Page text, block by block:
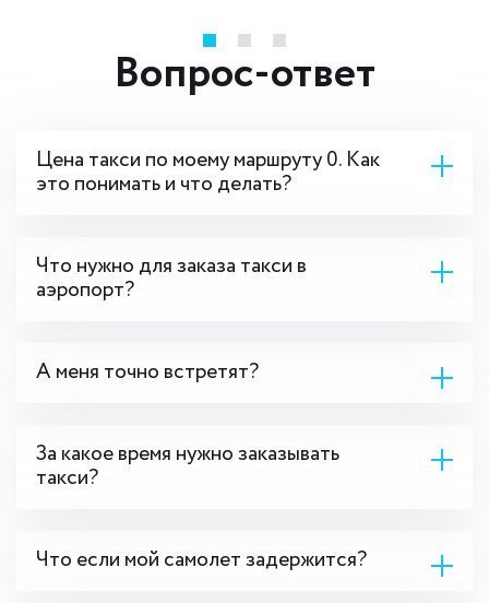
Вопрос-ответ
Цена такси по моему маршруту 0. Как
это понимать и что делать?
Что нужно для заказа такси в
аэропорт?
А меня точно встретят?
За какое время нужно заказывать
такси?
Что если мой самолет задержится?